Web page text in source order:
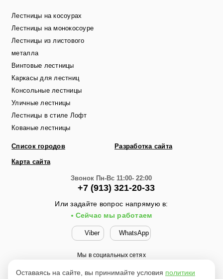
Лестницы на косоурах
Лестницы на монокосоуре
Лестницы из листового
металла
Винтовые лестницы
Каркасы для лестниц
Консольные лестницы
Уличные лестницы
Лестницы в стиле Лофт
Кованые лестницы
Список городов
Карта сайта
Разработка сайта
Звонок Пн-Вс 11:00- 22:00
+7 (913) 321-20-33
Или задайте вопрос напрямую в:
Сейчас мы работаем
Viber WhatsApp
Мы в социальных сетях
Оставаясь на сайте, вы принимайте условия политики